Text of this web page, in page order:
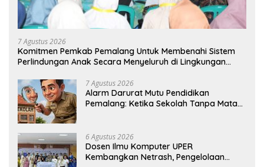
7 Agustus 2026
Komitmen Pemkab Pemalang Untuk Membenahi Sistem
Perlindungan Anak Secara Menyeluruh di Lingkungan
7 Agustus 2026
Alarm Darurat Mutu Pendidikan
Pemalang: Ketika Sekolah Tanpa Mata
6 Agustus 2026
Dosen Ilmu Komputer UPER
Kembangkan Netrash, Pengelolaan